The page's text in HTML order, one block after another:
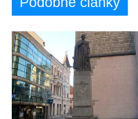
Pomník pracovního
Rychnově u
Kenotaf Alfreda
u Pěnčína
Kenotaf Emila